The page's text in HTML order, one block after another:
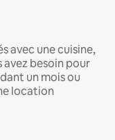
avec une cuisine,
besoin pour
un mois ou
location